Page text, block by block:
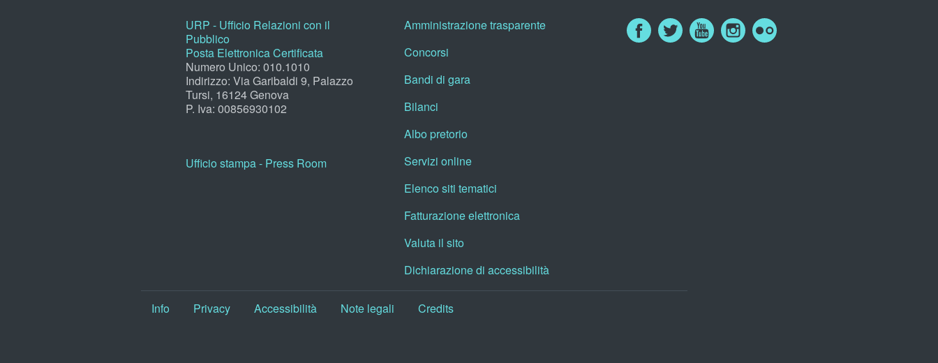
URP - Ufficio Relazioni con il
Pubblico
Posta Elettronica Certificata
Numero Unico: 010.1010
Indirizzo: Via Garibaldi 9, Palazzo
Tursi, 16124 Genova
P. Iva: 00856930102
Ufficio stampa - Press Room
Amministrazione trasparente
Concorsi
Bandi di gara
Bilanci
Albo pretorio
Servizi online
Elenco siti tematici
Fatturazione elettronica
Valuta il sito
Dichiarazione di accessibilità
Info Privacy Accessibilità Note legali Credits